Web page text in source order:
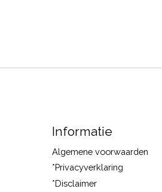
Informatie
Algemene voorwaarden
*Privacyverklaring
*Disclaimer